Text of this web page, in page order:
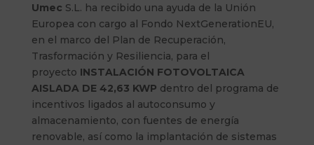
Umec S.L. ha recibido una ayuda de la Unión
Europea con cargo al Fondo NextGenerationEU,
en el marco del Plan de Recuperación,
Trasformación y Resiliencia, para el
proyecto INSTALACIÓN FOTOVOLTAICA
AISLADA DE 42,63 KWP dentro del programa de
incentivos ligados al autoconsumo y
almacenamiento, con fuentes de energía
renovable, así como la implantación de sistemas